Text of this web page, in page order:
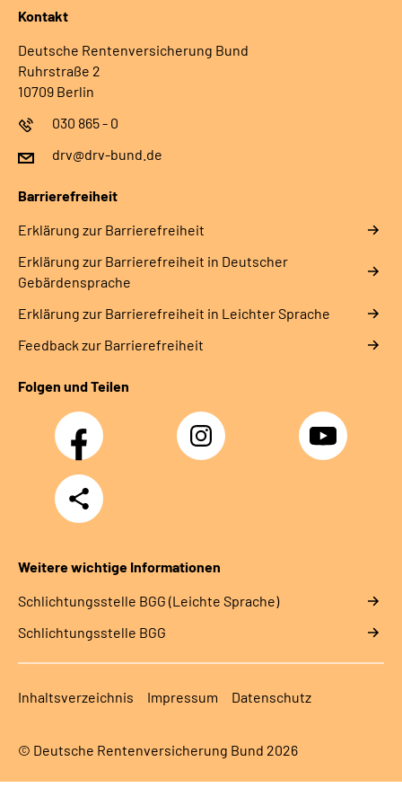
Kontakt
Deutsche Rentenversicherung Bund
Ruhrstraße 2
10709 Berlin
030 865 - 0
drv@drv-bund.de
Barrierefreiheit
Erklärung zur Barrierefreiheit
Erklärung zur Barrierefreiheit in Deutscher
Gebärdensprache
Erklärung zur Barrierefreiheit in Leichter Sprache
Feedback zur Barrierefreiheit
Folgen und Teilen
Facebook Instagram YouTube
Teilen
Weitere wichtige Informationen
Schlich­tungs­stel­le BGG (Leichte Sprache)
Schlich­tungs­stel­le BGG
Inhaltsverzeichnis Impressum Datenschutz
© Deutsche Rentenversicherung Bund 2026